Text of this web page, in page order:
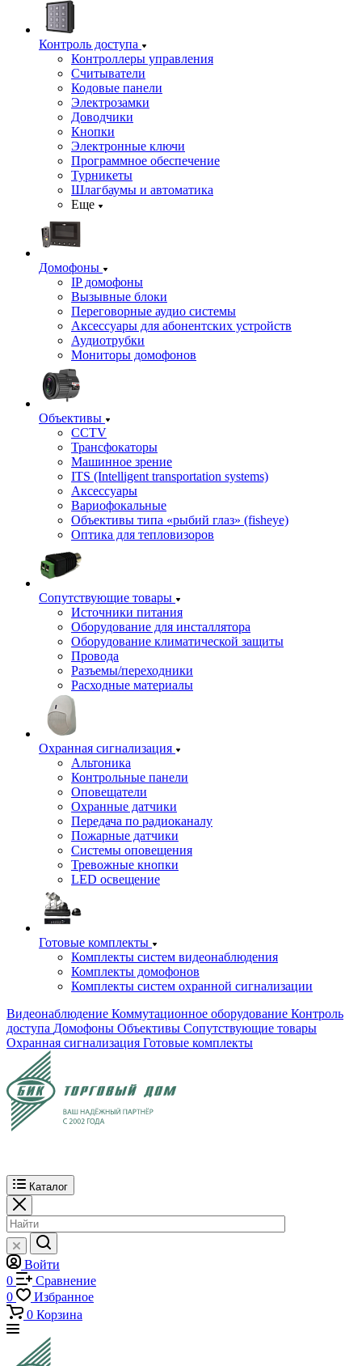
Контроль доступа
Контроллеры управления
Считыватели
Кодовые панели
Электрозамки
Доводчики
Кнопки
Электронные ключи
Программное обеспечение
Турникеты
Шлагбаумы и автоматика
Еще
Домофоны
IP домофоны
Вызывные блоки
Переговорные аудио системы
Аксессуары для абонентских устройств
Аудиотрубки
Мониторы домофонов
Объективы
CCTV
Трансфокаторы
Машинное зрение
ITS (Intelligent transportation systems)
Аксессуары
Вариофокальные
Объективы типа «рыбий глаз» (fisheye)
Оптика для тепловизоров
Сопутствующие товары
Источники питания
Оборудование для инсталлятора
Оборудование климатической защиты
Провода
Разъемы/переходники
Расходные материалы
Охранная сигнализация
Альтоника
Контрольные панели
Оповещатели
Охранные датчики
Передача по радиоканалу
Пожарные датчики
Системы оповещения
Тревожные кнопки
LED освещение
Готовые комплекты
Комплекты систем видеонаблюдения
Комплекты домофонов
Комплекты систем охранной сигнализации
Видеонаблюдение Коммутационное оборудование Контроль
доступа Домофоны Объективы Сопутствующие товары
Охранная сигнализация Готовые комплекты
Каталог
Войти
0
Сравнение
0
Избранное
0 Корзина